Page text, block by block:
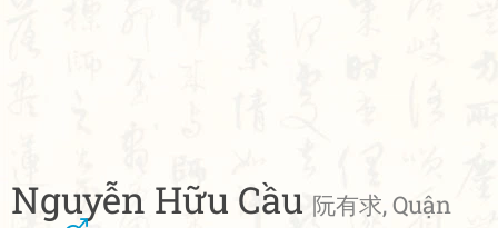
Nguyễn Hữu Cầu 阮有求, Quận